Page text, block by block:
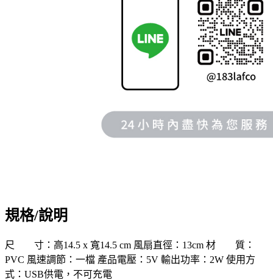
規格/說明
尺 寸：高14.5 x 寬14.5 cm 風扇直徑：13cm 材 質：
PVC 風速調節：一檔 產品電壓：5V 輸出功率：2W 使用方
式：USB供電，不可充電